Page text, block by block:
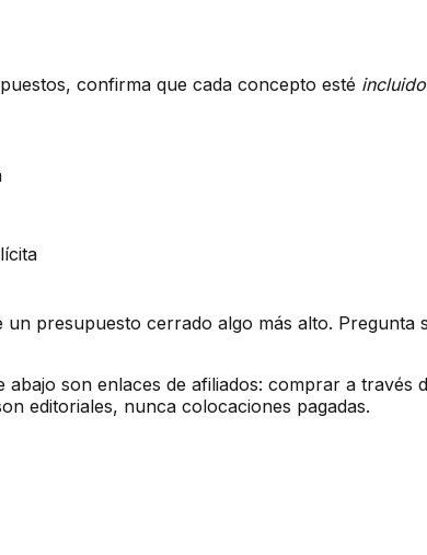
confirma que cada concepto esté incluido
presupuesto cerrado algo más alto. Pregunta
son enlaces de afiliados: comprar a través
editoriales, nunca colocaciones pagadas.